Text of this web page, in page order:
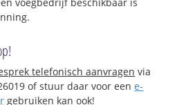
telefonisch aanvragen via
of stuur daar voor eene-
gebruiken kan ook!